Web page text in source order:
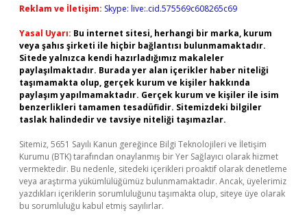
Reklam ve İletişim: Skype: live:.cid.575569c608265c69
Yasal Uyarı: Bu internet sitesi, herhangi bir marka, kurum
veya şahıs şirketi ile hiçbir bağlantısı bulunmamaktadır.
Sitede yalnızca kendi hazırladığımız makaleler
paylaşılmaktadır. Burada yer alan içerikler haber niteliği
taşımamakta olup, gerçek kurum ve kişiler hakkında
paylaşım yapılmamaktadır. Gerçek kurum ve kişiler ile isim
benzerlikleri tamamen tesadüfidir. Sitemizdeki bilgiler
taslak halindedir ve tavsiye niteliği taşımazlar.
Sitemiz, 5651 Sayılı Kanun gereğince Bilgi Teknolojileri ve İletişim
Kurumu (BTK) tarafından onaylanmış bir Yer Sağlayıcı olarak hizmet
vermektedir. Bu nedenle, sitedeki içerikleri proaktif olarak denetleme
veya araştırma yükümlülüğümüz bulunmamaktadır. Ancak, üyelerimiz
yazdıkları içeriklerin sorumluluğunu taşımakta olup, siteye üye olarak
bu sorumluluğu kabul etmiş sayılırlar.